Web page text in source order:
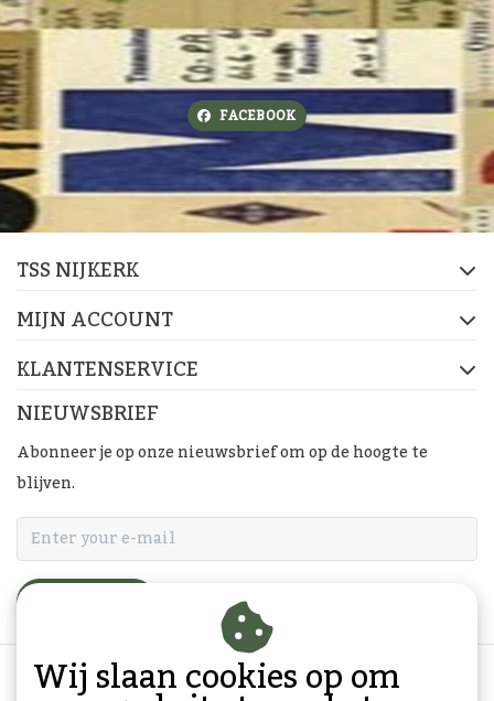
FACEBOOK
TSS NIJKERK
MIJN ACCOUNT
KLANTENSERVICE
NIEUWSBRIEF
Abonneer je op onze nieuwsbrief om op de hoogte te
blijven.
Wij slaan cookies op om